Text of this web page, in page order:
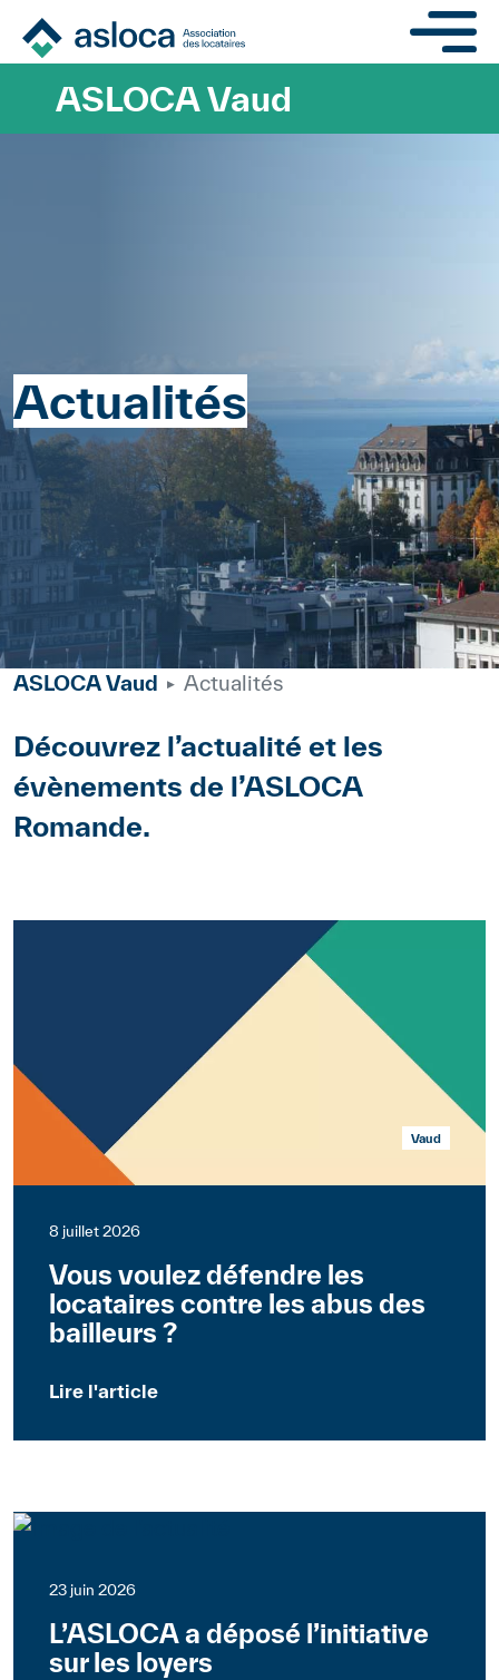
Aller au contenu
ASLOCA Vaud
Actualités
ASLOCA Vaud Actualités
Corps
Découvrez l’actualité et les
évènements de l’ASLOCA
Romande.
Vaud
8 juillet 2026
Vous voulez défendre les
locataires contre les abus des
bailleurs ?
Lire l'article
23 juin 2026
L’ASLOCA a déposé l’initiative
sur les loyers